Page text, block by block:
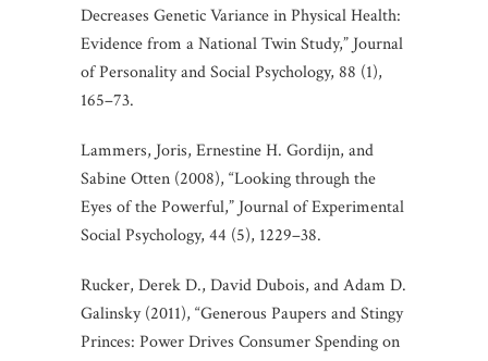
Decreases Genetic Variance in Physical Health:
Evidence from a National Twin Study,” Journal
of Personality and Social Psychology, 88 (1),
165–73.
Lammers, Joris, Ernestine H. Gordijn, and
Sabine Otten (2008), “Looking through the
Eyes of the Powerful,” Journal of Experimental
Social Psychology, 44 (5), 1229–38.
Rucker, Derek D., David Dubois, and Adam D.
Galinsky (2011), “Generous Paupers and Stingy
Princes: Power Drives Consumer Spending on